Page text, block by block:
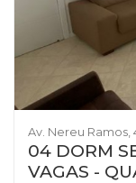
Av. Nereu Ramos,
04 DORM
VAGAS -